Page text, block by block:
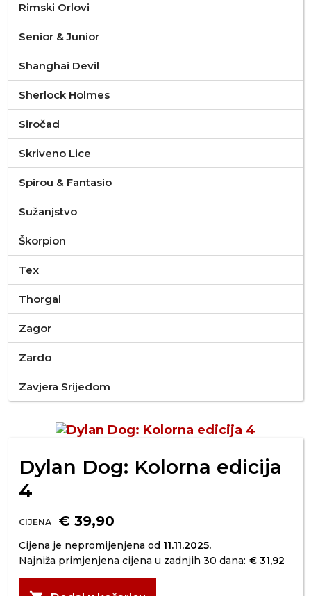
Rimski Orlovi
Senior & Junior
Shanghai Devil
Sherlock Holmes
Siročad
Skriveno Lice
Spirou & Fantasio
Sužanjstvo
Škorpion
Tex
Thorgal
Zagor
Zardo
Zavjera Srijedom
Dylan Dog: Kolorna edicija
4
CIJENA € 39,90
Cijena je nepromijenjena od 11.11.2025.
Najniža primjenjena cijena u zadnjih 30 dana: € 31,92